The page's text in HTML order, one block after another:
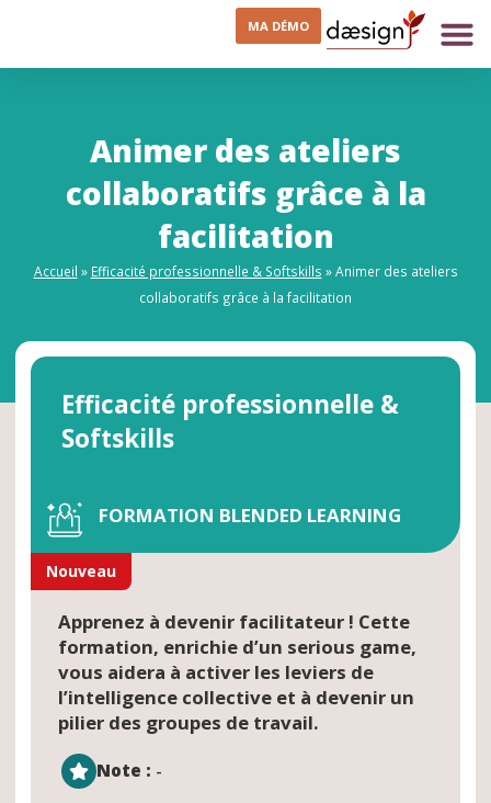
MA DÉMO
Animer des ateliers
collaboratifs grâce à la
facilitation
Accueil » Efficacité professionnelle & Softskills »Animer des ateliers
collaboratifs grâce à la facilitation
Efficacité professionnelle &
Softskills
FORMATION BLENDED LEARNING
Nouveau
Apprenez à devenir facilitateur ! Cette
formation, enrichie d’un serious game,
vous aidera à activer les leviers de
l’intelligence collective et à devenir un
pilier des groupes de travail.
Note : -